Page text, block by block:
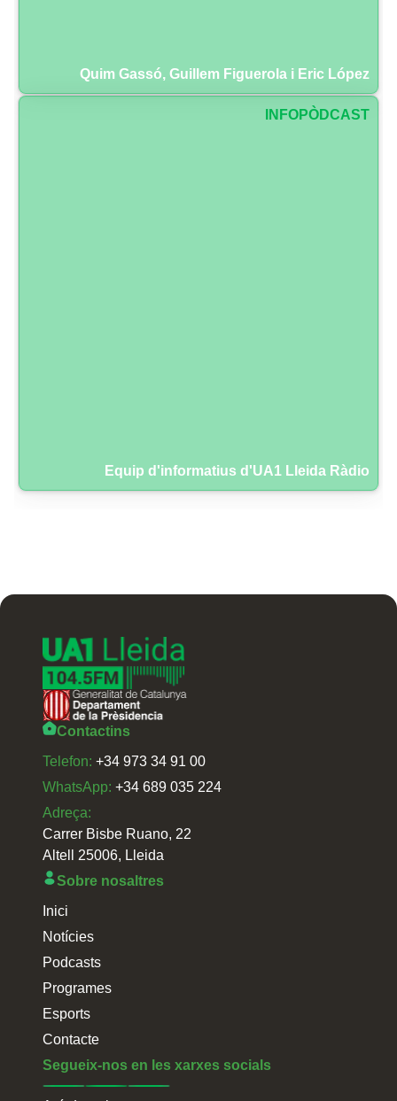
Quim Gassó, Guillem Figuerola i Eric López
INFOPÒDCAST
Equip d'informatius d'UA1 Lleida Ràdio
Contactins
Telefon: +34 973 34 91 00
WhatsApp: +34 689 035 224
Adreça:
Carrer Bisbe Ruano, 22
Altell 25006, Lleida
Sobre nosaltres
Inici
Notícies
Podcasts
Programes
Esports
Contacte
Segueix-nos en les xarxes socials